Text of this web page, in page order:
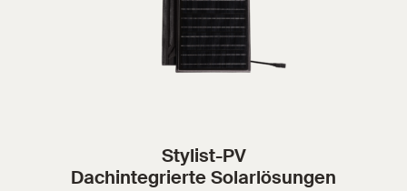
Stylist-PV
Dachintegrierte Solarlösungen